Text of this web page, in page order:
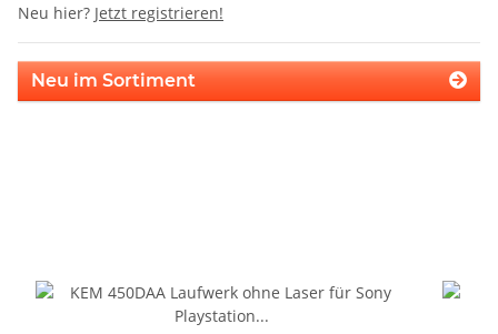
Neu hier? Jetzt registrieren!
Neu im Sortiment